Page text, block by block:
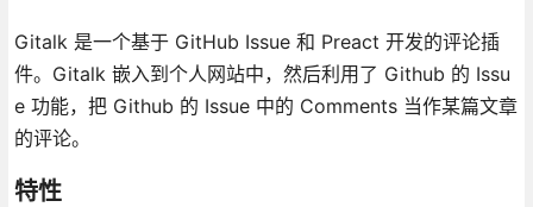
Gitalk 是一个基于 GitHub Issue 和 Preact 开发的评论插
件。Gitalk 嵌入到个人网站中，然后利用了 Github 的 Issu
e 功能，把 Github 的 Issue 中的 Comments 当作某篇文章
的评论。
特性